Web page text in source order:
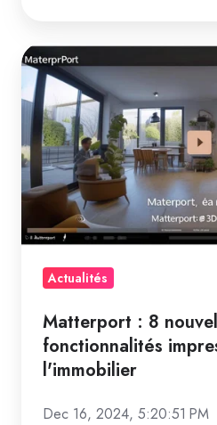
Matterport
8
nouvelles
fonctionnalités
impressionnantes
pour
l'immobilier
Actualités
Matterport : 8
fonctionnalités
l'immobilier
Dec 16, 2024, 5:20:51 PM